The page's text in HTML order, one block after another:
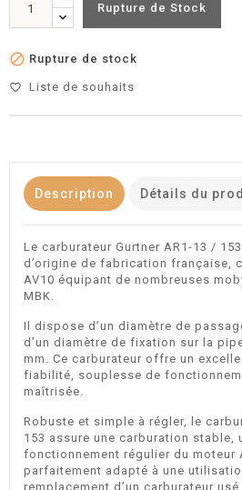
Rupture de Stock
 Rupture de stock
favorite_border Liste de souhaits
Description Détails du
Le carburateur Gurtner AR1-13 /
d’origine de fabrication française,
AV10 équipant de nombreuses
MBK.
Il dispose d’un diamètre de
d’un diamètre de fixation sur la
mm. Ce carburateur offre un
fiabilité, souplesse de
maîtrisée.
Robuste et simple à régler, le
153 assure une carburation stable,
fonctionnement régulier du moteur
parfaitement adapté à une
remplacement d’un carburateur usé.